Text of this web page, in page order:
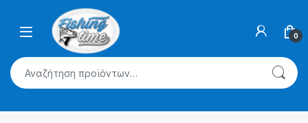
Skip to navigation
0
Αναζήτηση για: